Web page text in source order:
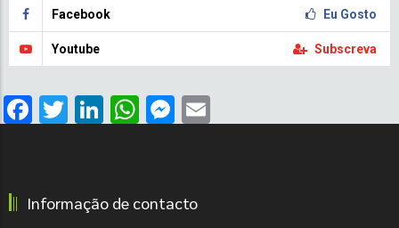
Facebook Eu Gosto
Youtube Subscreva
Facebook
Twitter
LinkedIn
WhatsApp
Messenger
Informação de contacto